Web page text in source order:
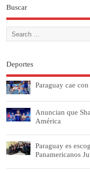
Buscar
Deportes
Paraguay cae
Anuncian que
América
Paraguay es
Panamericanos